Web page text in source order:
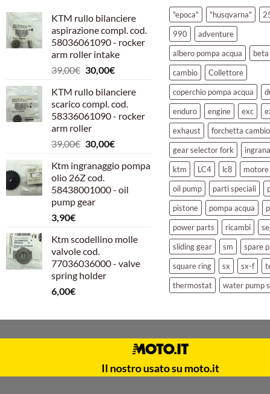
KTM rullo bilanciere
aspirazione compl. cod.
58036061090 - rocker
arm roller intake
39,00€ Il
originale
era:
39,00€.
30,00€Il
attuale
è:
30,00€.
KTM rullo bilanciere
scarico compl. cod.
58336061090 - rocker
arm roller
39,00€ Il
originale
era:
39,00€.
30,00€Il
attuale
30,00€.
Ktm ingranaggio pompa
olio 26Z cod.
58438001000 - oil
pump gear
3,90€
Ktm scodellino molle
valvole cod.
77036036000 - valve
spring holder
6,00€
"epoca" "husqvarna"
990
adventure
albero pompa acqua
beta
cambio
Collettore
coperchio pompa acqua
enduro
engine exc
exhaust
forchetta cambio
gear selector fork
ktm
LC4 lc8 motore
oil pump
parti speciali
pistone
pompa acqua
power parts
ricambi
sliding gear
sm
spare
square ring
sx sx-f
thermostat
water pump
Il nostro usato su moto.it